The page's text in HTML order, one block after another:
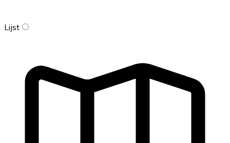
Lijst